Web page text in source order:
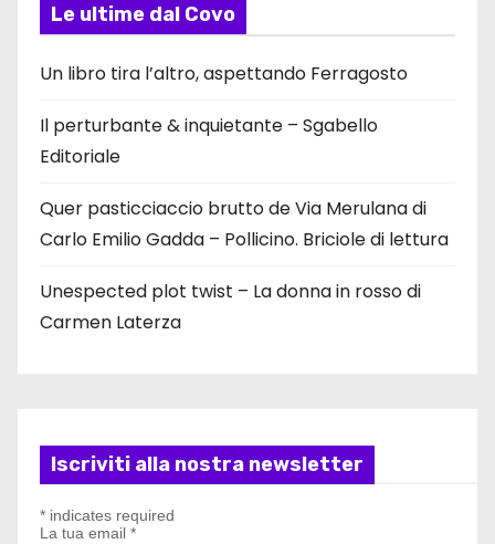
Le ultime dal Covo
Un libro tira l’altro, aspettando Ferragosto
Il perturbante & inquietante – Sgabello
Editoriale
Quer pasticciaccio brutto de Via Merulana di
Carlo Emilio Gadda – Pollicino. Briciole di lettura
Unespected plot twist – La donna in rosso di
Carmen Laterza
Iscriviti alla nostra newsletter
* indicates required
La tua email *